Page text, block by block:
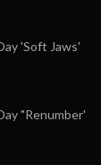
'Soft Jaws'
"Renumber'